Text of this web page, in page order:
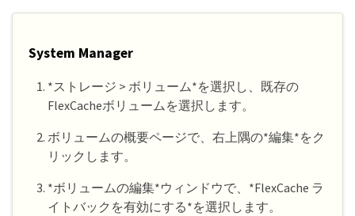
System Manager
*ストレージ > ボリューム*を選択し、既存の
FlexCacheボリュームを選択します。
ボリュームの概要ページで、右上隅の*編集*をク
リックします。
*ボリュームの編集*ウィンドウで、*FlexCache ラ
イトバックを有効にする*を選択します。